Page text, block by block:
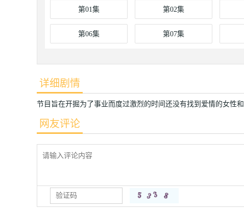
第01集 第02集
第06集 第07集
详细剧情
节目旨在开掘为了事业而度过激烈的时间还没有找到爱情的女性
网友评论